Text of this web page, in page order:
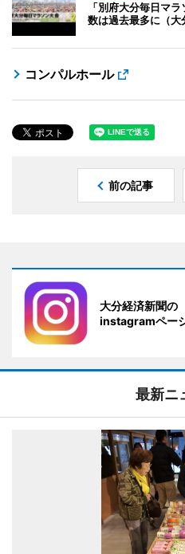
「別府大分毎日マ
数は過去最多に（大
コンパルホール
前の記事
大分経済新聞の
instagramペー
最新ニ